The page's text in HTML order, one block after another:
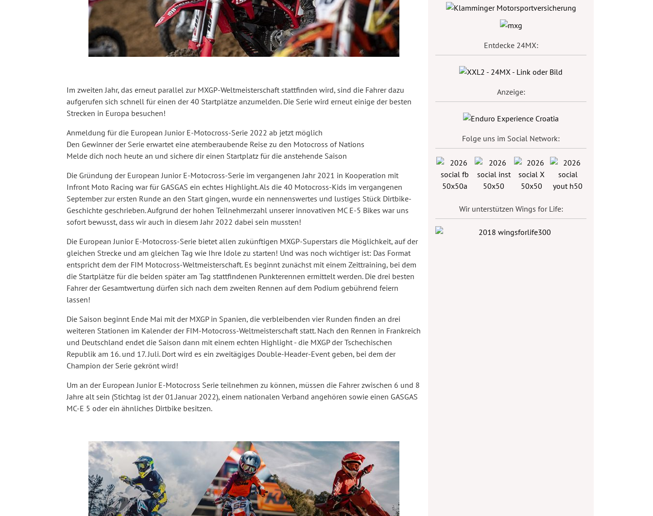
Im zweiten Jahr, das erneut parallel zur MXGP-Weltmeisterschaft stattfinden wird, sind die Fahrer dazu
aufgerufen sich schnell für einen der 40 Startplätze anzumelden. Die Serie wird erneut einige der besten
Strecken in Europa besuchen!
Anmeldung für die European Junior E-Motocross-Serie 2022 ab jetzt möglich
Den Gewinner der Serie erwartet eine atemberaubende Reise zu den Motocross of Nations
Melde dich noch heute an und sichere dir einen Startplatz für die anstehende Saison
Die Gründung der European Junior E-Motocross-Serie im vergangenen Jahr 2021 in Kooperation mit
Infront Moto Racing war für GASGAS ein echtes Highlight. Als die 40 Motocross-Kids im vergangenen
September zur ersten Runde an den Start gingen, wurde ein nennenswertes und lustiges Stück Dirtbike-
Geschichte geschrieben. Aufgrund der hohen Teilnehmerzahl unserer innovativen MC E-5 Bikes war uns
sofort bewusst, dass wir auch in diesem Jahr 2022 dabei sein mussten!
Die European Junior E-Motocross-Serie bietet allen zukünftigen MXGP-Superstars die Möglichkeit, auf der
gleichen Strecke und am gleichen Tag wie Ihre Idole zu starten! Und was noch wichtiger ist: Das Format
entspricht dem der FIM Motocross-Weltmeisterschaft. Es beginnt zunächst mit einem Zeittraining, bei dem
die Startplätze für die beiden später am Tag stattfindenen Punkterennen ermittelt werden. Die drei besten
Fahrer der Gesamtwertung dürfen sich nach dem zweiten Rennen auf dem Podium gebührend feiern
lassen!
Die Saison beginnt Ende Mai mit der MXGP in Spanien, die verbleibenden vier Runden finden an drei
weiteren Stationen im Kalender der FIM-Motocross-Weltmeisterschaft statt. Nach den Rennen in Frankreich
und Deutschland endet die Saison dann mit einem echten Highlight - die MXGP der Tschechischen
Republik am 16. und 17. Juli. Dort wird es ein zweitägiges Double-Header-Event geben, bei dem der
Champion der Serie gekrönt wird!
Um an der European Junior E-Motocross Serie teilnehmen zu können, müssen die Fahrer zwischen 6 und 8
Jahre alt sein (Stichtag ist der 01.Januar 2022), einem nationalen Verband angehören sowie einen GASGAS
MC-E 5 oder ein ähnliches Dirtbike besitzen.
Entdecke 24MX:
Anzeige:
Folge uns im Social Network:
Wir unterstützen Wings for Life: